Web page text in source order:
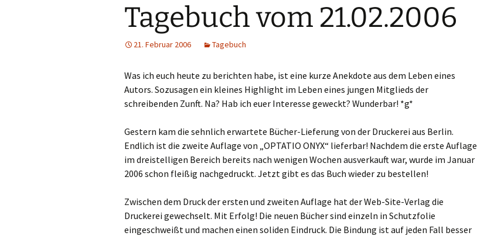
Anthologien
Kurzgeschichten
Tagebuch vom 21.02.2006
21. Februar 2006 Tagebuch
Was ich euch heute zu berichten habe, ist eine kurze Anekdote aus dem Leben eines
Autors. Sozusagen ein kleines Highlight im Leben eines jungen Mitglieds der
schreibenden Zunft. Na? Hab ich euer Interesse geweckt? Wunderbar! *g*
Gestern kam die sehnlich erwartete Bücher-Lieferung von der Druckerei aus Berlin.
Endlich ist die zweite Auflage von „OPTATIO ONYX“ lieferbar! Nachdem die erste Auflage
im dreistelligen Bereich bereits nach wenigen Wochen ausverkauft war, wurde im Januar
2006 schon fleißig nachgedruckt. Jetzt gibt es das Buch wieder zu bestellen!
Zwischen dem Druck der ersten und zweiten Auflage hat der Web-Site-Verlag die
Druckerei gewechselt. Mit Erfolg! Die neuen Bücher sind einzeln in Schutzfolie
eingeschweißt und machen einen soliden Eindruck. Die Bindung ist auf jeden Fall besser